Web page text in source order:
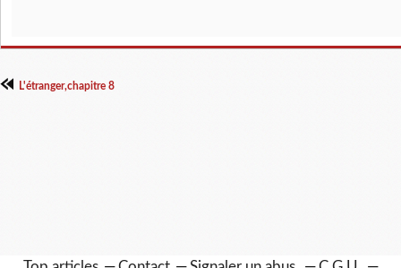
L'étranger,chapitre 8